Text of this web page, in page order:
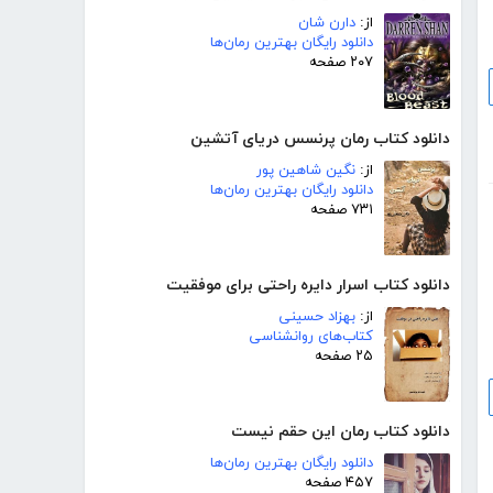
از: دارن شان
دانلود رایگان بهترین رمان‌ها
۲۰۷ صفحه
دانلود کتاب رمان پرنسس دریای آتشین
از: نگین شاهین پور
دانلود رایگان بهترین رمان‌ها
۷۳۱ صفحه
دانلود کتاب اسرار دایره راحتی برای موفقیت
از: بهزاد حسینی
کتاب‌های روانشناسی
۲۵ صفحه
دانلود کتاب رمان این حقم نیست
دانلود رایگان بهترین رمان‌ها
۴۵۷ صفحه